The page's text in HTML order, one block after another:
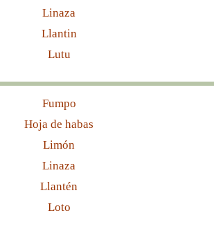
Linaza
Llantin
Lutu
Fumpo
Hoja de habas
Limón
Linaza
Llantén
Loto